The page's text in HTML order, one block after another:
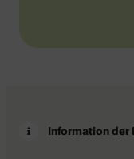
Information der